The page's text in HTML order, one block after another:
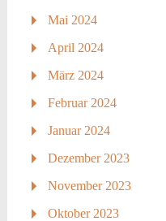
Mai 2024
April 2024
März 2024
Februar 2024
Januar 2024
Dezember 2023
November 2023
Oktober 2023